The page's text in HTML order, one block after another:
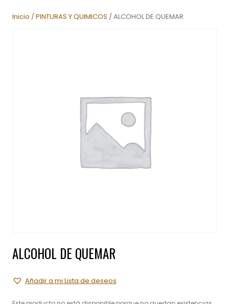
Inicio /PINTURAS Y QUIMICOS / ALCOHOL DE QUEMAR
ALCOHOL DE QUEMAR
Añadir a mi Lista de deseos